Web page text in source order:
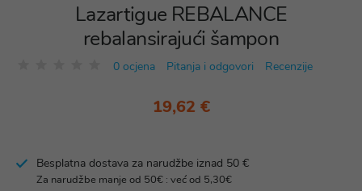
Lazartigue REBALANCE
rebalansirajući šampon
0 ocjena Pitanja i odgovori Recenzije
19,62 €
Besplatna dostava za narudžbe iznad 50 €
Za narudžbe manje od 50€ : već od 5,30€